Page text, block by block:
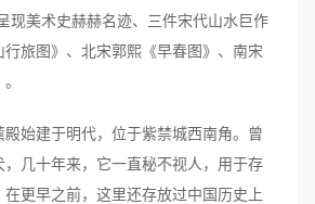
现美术史赫赫名迹、三件宋代山水巨作
旅图》、北宋郭熙《早春图》、南宋
始建于明代，位于紫禁城西南角。曾
，几十年来，它一直秘不视人，用于存
更早之前，这里还存放过中国历史上